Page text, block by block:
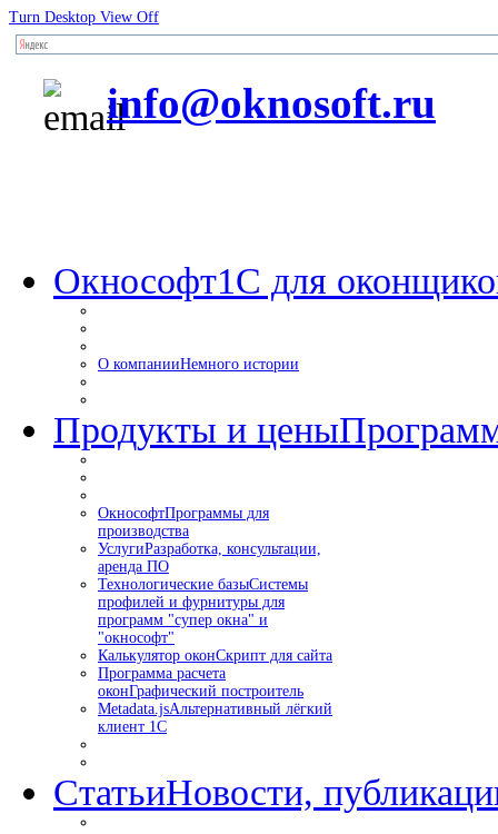
Turn Desktop View Off
info@oknosoft.ru
Окнософт1С для
О компанииНемного истории
Продукты и цены
ОкнософтПрограммы для
производства
УслугиРазработка, консультации,
аренда ПО
Технологические базыСистемы
профилей и фурнитуры для
программ "супер окна" и
"окнософт"
Калькулятор оконСкрипт для сайта
Программа расчета
оконГрафический построитель
Metadata.jsАльтернативный лёгкий
клиент 1С
СтатьиНовости,